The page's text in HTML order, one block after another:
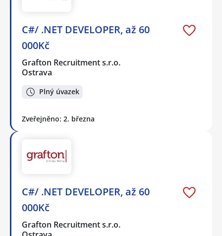
C#/ .NET DEVELOPER, až 60
000Kč
Grafton Recruitment s.r.o.
Ostrava
Plný úvazek
Zveřejněno: 2. března
C#/ .NET DEVELOPER, až 60
000Kč
Grafton Recruitment s.r.o.